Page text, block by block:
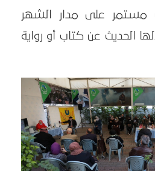
مستمر على مدار الشهر
الحديث عن كتاب أو رواية